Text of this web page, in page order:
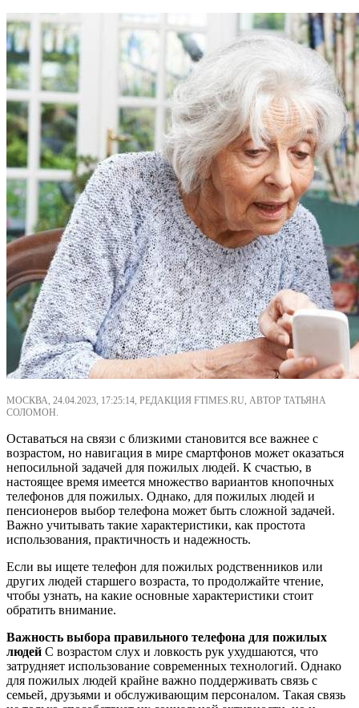
МОСКВА, 24.04.2023, 17:25:14, РЕДАКЦИЯ FTIMES.RU, АВТОР ТАТЬЯНА
СОЛОМОН.
Оставаться на связи с близкими становится все важнее с
возрастом, но навигация в мире смартфонов может оказаться
непосильной задачей для пожилых людей. К счастью, в
настоящее время имеется множество вариантов кнопочных
телефонов для пожилых. Однако, для пожилых людей и
пенсионеров выбор телефона может быть сложной задачей.
Важно учитывать такие характеристики, как простота
использования, практичность и надежность.
Если вы ищете телефон для пожилых родственников или
других людей старшего возраста, то продолжайте чтение,
чтобы узнать, на какие основные характеристики стоит
обратить внимание.
Важность выбора правильного телефона для пожилых
людей С возрастом слух и ловкость рук ухудшаются, что
затрудняет использование современных технологий. Однако
для пожилых людей крайне важно поддерживать связь с
семьей, друзьями и обслуживающим персоналом. Такая связь